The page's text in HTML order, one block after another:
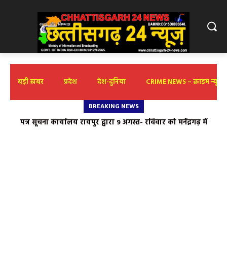
बड़ी ख़बर प्रदेश देश-दुनिया CRIME NEWS – क्राइम न्यूज़
BREAKING NEWS
पत्र सूचना कार्यालय रायपुर द्वारा 9 अगस्त- रविवार को मनेंद्रगढ़ में